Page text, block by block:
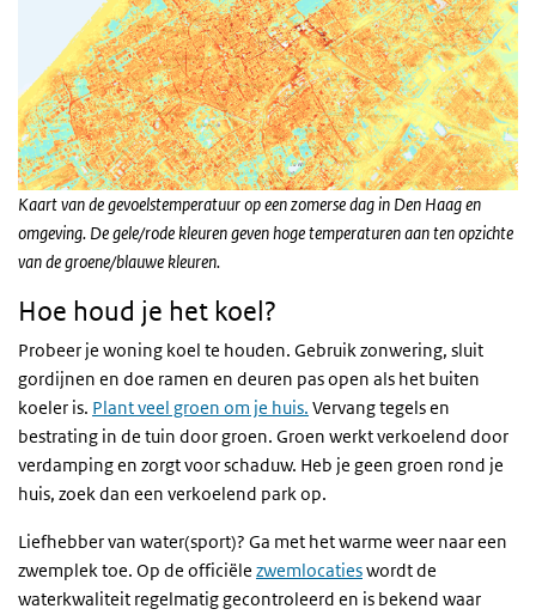
Kaart van de gevoelstemperatuur op een zomerse dag in Den Haag en
omgeving. De gele/rode kleuren geven hoge temperaturen aan ten opzichte
van de groene/blauwe kleuren.
Hoe houd je het koel?
Probeer je woning koel te houden. Gebruik zonwering, sluit
gordijnen en doe ramen en deuren pas open als het buiten
koeler is. Plant veel groen om je huis. Vervang tegels en
bestrating in de tuin door groen. Groen werkt verkoelend door
verdamping en zorgt voor schaduw. Heb je geen groen rond je
huis, zoek dan een verkoelend park op.
Liefhebber van water(sport)? Ga met het warme weer naar een
zwemplek toe. Op de officiële zwemlocatieswordt de
waterkwaliteit regelmatig gecontroleerd en is bekend waar